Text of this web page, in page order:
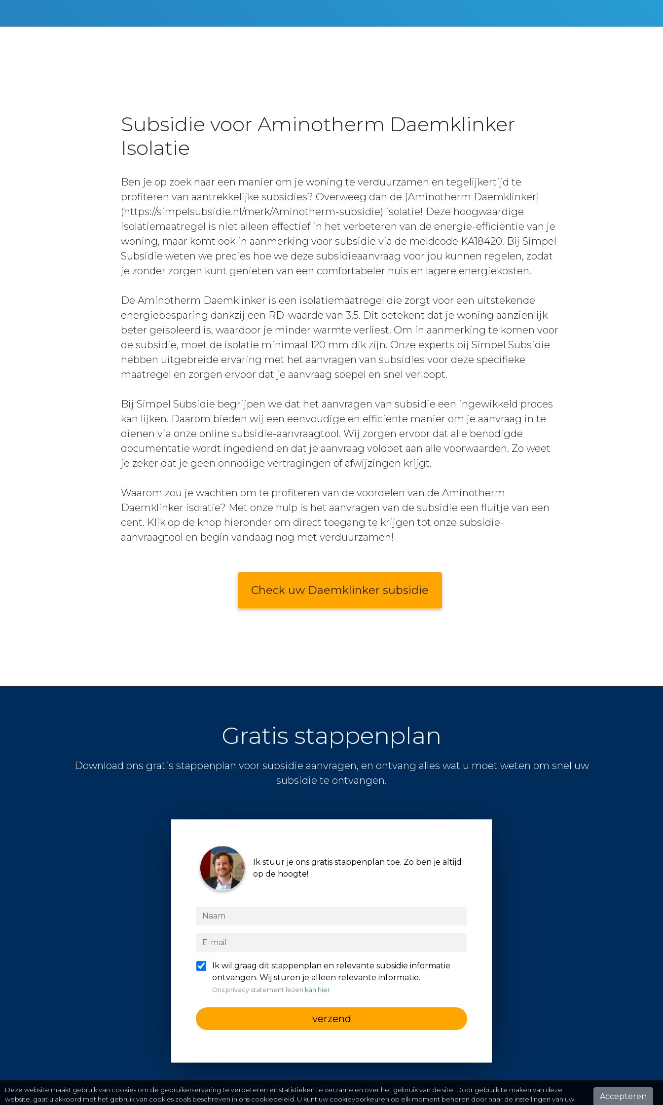
Subsidie voor Aminotherm Daemklinker
Isolatie
Ben je op zoek naar een manier om je woning te verduurzamen en tegelijkertijd te
profiteren van aantrekkelijke subsidies? Overweeg dan de [Aminotherm Daemklinker]
(https://simpelsubsidie.nl/merk/Aminotherm-subsidie) isolatie! Deze hoogwaardige
isolatiemaatregel is niet alleen effectief in het verbeteren van de energie-efficiëntie van je
woning, maar komt ook in aanmerking voor subsidie via de meldcode KA18420. Bij Simpel
Subsidie weten we precies hoe we deze subsidieaanvraag voor jou kunnen regelen, zodat
je zonder zorgen kunt genieten van een comfortabeler huis en lagere energiekosten.
De Aminotherm Daemklinker is een isolatiemaatregel die zorgt voor een uitstekende
energiebesparing dankzij een RD-waarde van 3,5. Dit betekent dat je woning aanzienlijk
beter geïsoleerd is, waardoor je minder warmte verliest. Om in aanmerking te komen voor
de subsidie, moet de isolatie minimaal 120 mm dik zijn. Onze experts bij Simpel Subsidie
hebben uitgebreide ervaring met het aanvragen van subsidies voor deze specifieke
maatregel en zorgen ervoor dat je aanvraag soepel en snel verloopt.
Bij Simpel Subsidie begrijpen we dat het aanvragen van subsidie een ingewikkeld proces
kan lijken. Daarom bieden wij een eenvoudige en efficiënte manier om je aanvraag in te
dienen via onze online subsidie-aanvraagtool. Wij zorgen ervoor dat alle benodigde
documentatie wordt ingediend en dat je aanvraag voldoet aan alle voorwaarden. Zo weet
je zeker dat je geen onnodige vertragingen of afwijzingen krijgt.
Waarom zou je wachten om te profiteren van de voordelen van de Aminotherm
Daemklinker isolatie? Met onze hulp is het aanvragen van de subsidie een fluitje van een
cent. Klik op de knop hieronder om direct toegang te krijgen tot onze subsidie-
aanvraagtool en begin vandaag nog met verduurzamen!
Check uw Daemklinker subsidie
Gratis stappenplan
Download ons gratis stappenplan voor subsidie aanvragen, en ontvang alles wat u moet weten om snel uw
subsidie te ontvangen.
Ik stuur je ons gratis stappenplan toe. Zo ben je altijd
op de hoogte!
Ik wil graag dit stappenplan en relevante subsidie informatie
ontvangen. Wij sturen je alleen relevante informatie.
Ons privacy statement lezen kan hier
verzend
Deze website maakt gebruik van cookies om de gebruikerservaring te verbeteren en statistieken te verzamelen over het gebruik van de site. Door gebruik te maken van deze
website, gaat u akkoord met het gebruik van cookies zoals beschreven in ons cookiebeleid. U kunt uw cookievoorkeuren op elk moment beheren door naar de instellingen van uw
Accepteren